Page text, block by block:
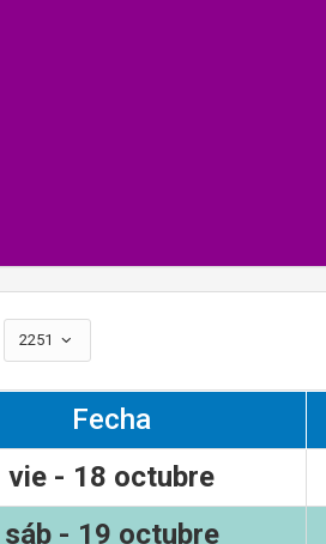
2251
Fecha
vie - 18 octubre
sáb - 19 octubre